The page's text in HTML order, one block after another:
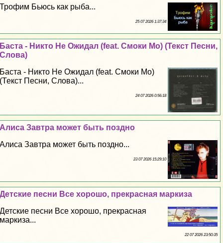
Трофим Бьюсь как рыба...
25 07 2026 1:37:34
Баста - Никто Не Ожидал (feat. Смоки Мо) (Текст Песни,
Слова)
Баста - Никто Не Ожидал (feat. Смоки Мо)
(Текст Песни, Слова)...
24 07 2026 0:56:18
Алиса Завтра может быть поздно
Алиса Завтра может быть поздно...
23 07 2026 15:29:10
Детские песни Все хорошо, прекрасная маркиза
Детские песни Все хорошо, прекрасная
маркиза...
22 07 2026 23:50:35